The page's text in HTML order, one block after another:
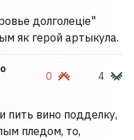
долголеціе"
як герой артыкула.
0 4
пить вино подделку,
пледом, то,